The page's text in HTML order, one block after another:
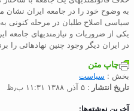
به وضوح خود را در جامعه ایران نشان
سیاسی اصلاح طلبان در مرحله کنونی
یکی از ضروریات و نیازمندیهای
در ایران دیگر وجود چنین نهادهائی را
چاپ متن
بخش : سياست
تاریخ انتشار : ۵ آذر, ۱۳۸۸ ۱۱:۳۱ ب٫ظ
آخرین نوشته‌ها: